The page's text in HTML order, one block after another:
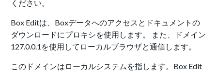
ください。
Box Editは、Boxデータへのアクセスとドキュメントの
ダウンロードにプロキシを使用します。 また、ドメイン
127.0.0.1を使用してローカルブラウザと通信します。
このドメインはローカルシステムを指します。Box Edit